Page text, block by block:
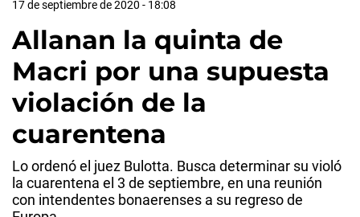
17 de septiembre de 2020 - 18:08
Allanan la quinta de
Macri por una supuesta
violación de la
cuarentena
Lo ordenó el juez Bulotta. Busca determinar su violó
la cuarentena el 3 de septiembre, en una reunión
con intendentes bonaerenses a su regreso de